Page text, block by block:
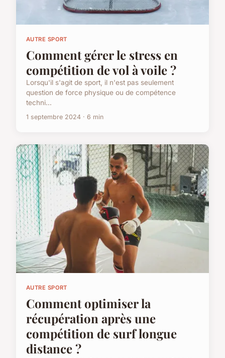
AUTRE SPORT
Comment gérer le stress en
compétition de vol à voile ?
Lorsqu'il s'agit de sport, il n'est pas seulement
question de force physique ou de compétence
techni...
1 septembre 2024 · 6 min
AUTRE SPORT
Comment optimiser la
récupération après une
compétition de surf longue
distance ?